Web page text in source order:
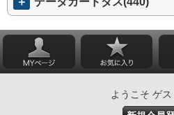
ようこそ ゲ